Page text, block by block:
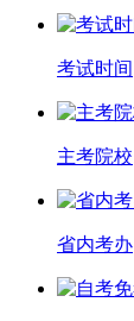
考试时间
主考院校
省内考办